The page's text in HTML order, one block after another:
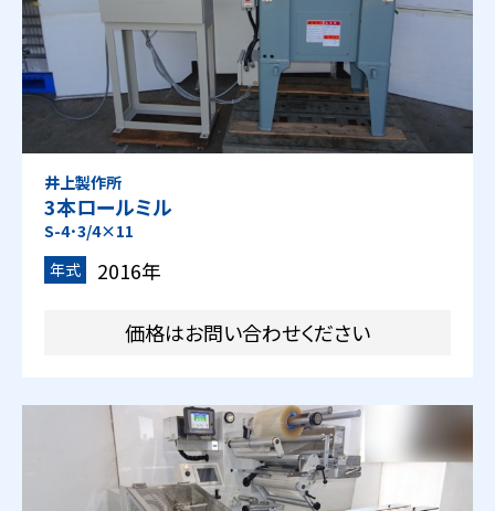
井上製作所
3本ロールミル
S-4･3/4×11
年式
2016年
価格はお問い合わせください